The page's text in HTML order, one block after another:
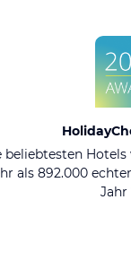
beliebtesten
als 892.000
Jahr